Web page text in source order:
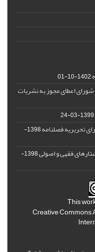
1402-10-01
اعطای مجوز به نشریات
1399-03-24
تحریریه فصلنامه
1398-
فقهی و اصولی
1398-
This
Creative